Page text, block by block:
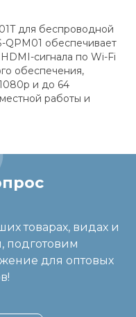
для беспроводной
QPM01 обеспечивает
сигнала по Wi-Fi
обеспечения,
и до 64
работы и
товарах, видах и
подготовим
для оптовых